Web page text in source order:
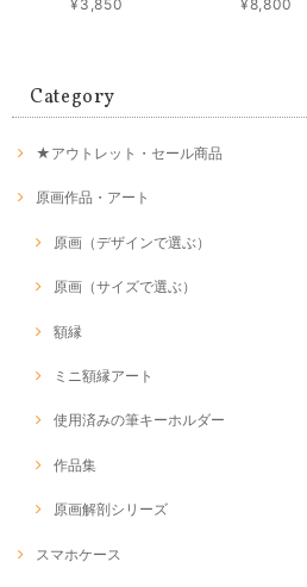
¥3,850 ¥8,800
Category
★アウトレット・セール商品
原画作品・アート
原画（デザインで選ぶ）
原画（サイズで選ぶ）
額縁
ミニ額縁アート
使用済みの筆キーホルダー
作品集
原画解剖シリーズ
スマホケース